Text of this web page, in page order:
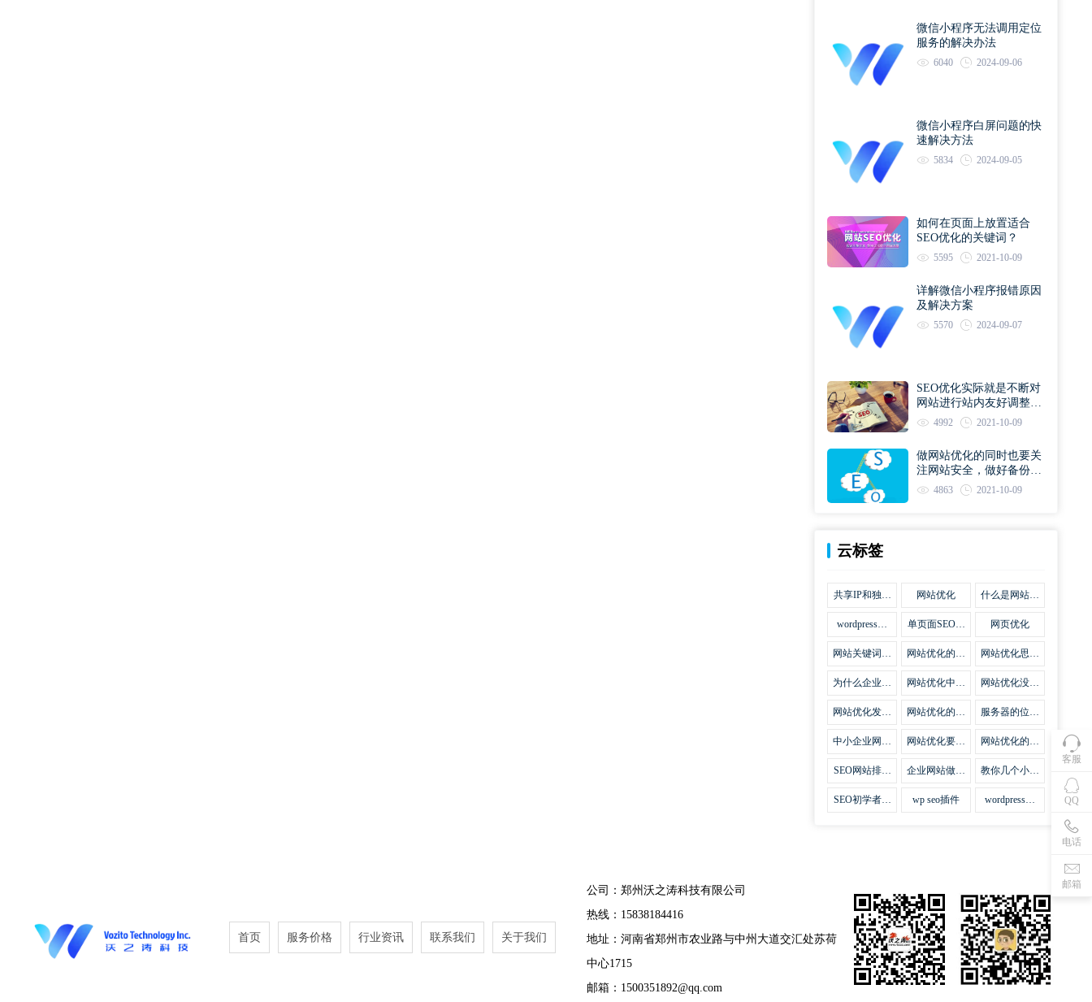
微信小程序无法调用定位
服务的解决办法
6040 2024-09-06
微信小程序白屏问题的快
速解决方法
5834 2024-09-05
如何在页面上放置适合
SEO优化的关键词？
5595 2021-10-09
详解微信小程序报错原因
及解决方案
5570 2024-09-07
SEO优化实际就是不断对
网站进行站内友好调整直
到符合优化规则
4992 2021-10-09
做网站优化的同时也要关
注网站安全，做好备份工
作 4863 2021-10-09
云标签
共享IP和独立
网站优化
什么是网站优
wordpress网
集插件
单页面SEO网
网页优化
网站关键词优
么
网站优化的误
网站优化思路
要
为什么企业网
网站SEO优
网站优化中关
干问题
网站优化没有
味道
网站优化发挥
网站优化的费
服务器的位置
影响
中小企业网站
法
网站优化要不
网站优化的逆
SEO网站排名
法宝
企业网站做好
势
教你几个小技
页优化
SEO初学者，
wp seo插件
wordpress插
客服
QQ
电话
邮箱
首页 服务价格 行业资讯 联系我们 关于我们
公司：郑州沃之涛科技有限公司
热线：15838184416
地址：河南省郑州市农业路与中州大道交汇处苏荷
中心1715
邮箱：1500351892@qq.com